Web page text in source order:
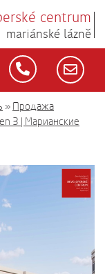
centrum
mariánské lázně
» Продажа
3 | Марианские